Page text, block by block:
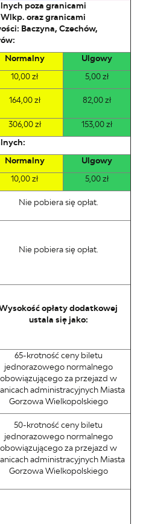
poza granicami
oraz granicami
Baczyna, Czechów,
Normalny
Ulgowy
10,00 zł
5,00 zł
164,00 zł 82,00 zł
306,00 zł
153,00 zł
Normalny
Ulgowy
10,00 zł
5,00 zł
Nie pobiera się opłat.
Nie pobiera się opłat.
opłaty dodatkowej
ustala się jako:
65-krotność ceny biletu
jednorazowego normalnego
obowiązującego za przejazd w
administracyjnych Miasta
Gorzowa Wielkopolskiego
50-krotność ceny biletu
jednorazowego normalnego
obowiązującego za przejazd w
administracyjnych Miasta
Gorzowa Wielkopolskiego